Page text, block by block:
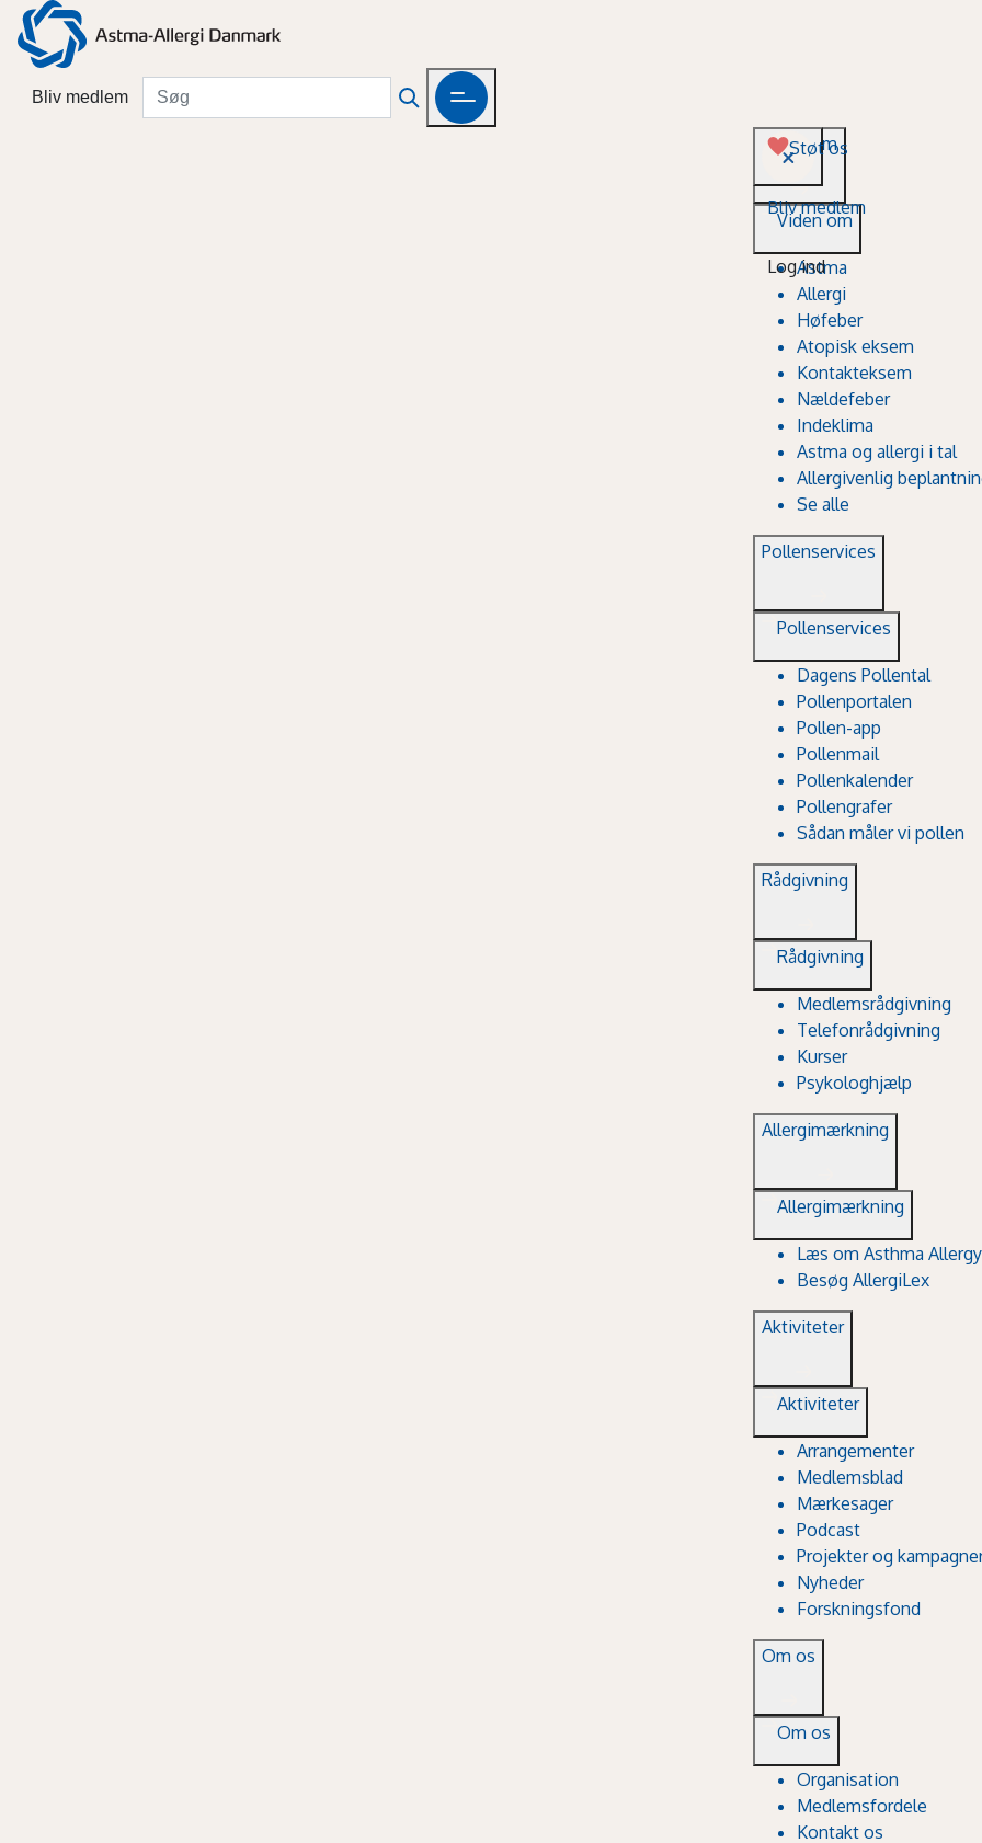
Bliv medlem
Støt os
Bliv medlem
Log ind
Viden om
Viden om
Astma
Allergi
Høfeber
Atopisk eksem
Kontakteksem
Nældefeber
Indeklima
Astma og allergi i tal
Allergivenlig
Se alle
Pollenservices
Pollenservices
Dagens Pollental
Pollenportalen
Pollen-app
Pollenmail
Pollenkalender
Pollengrafer
Sådan måler vi pollen
Rådgivning
Rådgivning
Medlemsrådgivning
Telefonrådgivning
Kurser
Psykologhjælp
Allergimærkning
Allergimærkning
Læs om Asthma
Besøg AllergiLex
Aktiviteter
Aktiviteter
Arrangementer
Medlemsblad
Mærkesager
Podcast
Projekter og
Nyheder
Forskningsfond
Om os
Om os
Organisation
Medlemsfordele
Kontakt os